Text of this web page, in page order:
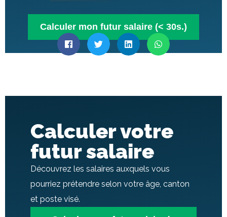
Calculer mon futur salaire (< 30s.)
Calculer votre
futur salaire
Découvrez les salaires auxquels vous
pourriez prétendre selon votre âge, canton
et poste visé.